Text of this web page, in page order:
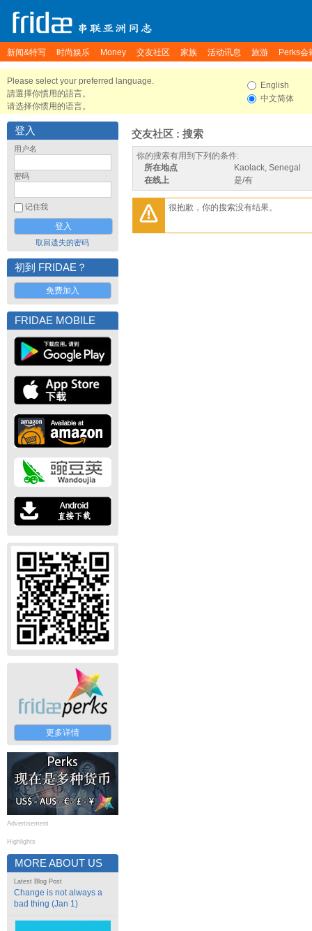
新闻&特写 时尚娱乐 Money 交友社区 家族 活动讯息 旅游 Perks会
Please select your preferred language.
請選擇你慣用的語言。
请选择你惯用的语言。
English
中文简体
登入
用户名
密码
记住我
取回遗失的密码
初到 FRIDAE？
免费加入
FRIDAE MOBILE
更多详情
Advertisement
Highlights
MORE ABOUT US
Latest Blog Post
Change is not always a
bad thing (Jan 1)
交友社区 : 搜索
你的搜索有用到下列的条件:
所在地点
Kaolack, Senegal
在线上
是/有
很抱歉，你的搜索没有结果。